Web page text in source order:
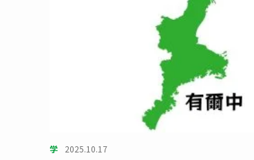
学 2025.10.17